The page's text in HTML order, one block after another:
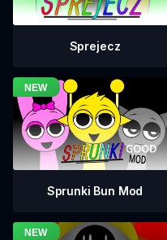
Sprejecz
Sprunki Bun Mod